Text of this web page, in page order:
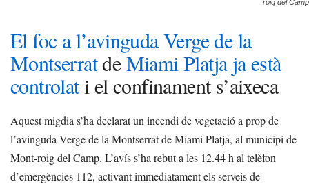
roig del Camp
El foc a l’avinguda Verge de la
MontserratdeMiami Platja ja està
controlati el confinament s’aixeca
Aquest migdia s’ha declarat un incendi de vegetació a prop de
l’avinguda Verge de la Montserrat de Miami Platja, al municipi de
Mont-roig del Camp. L’avís s’ha rebut a les 12.44 h al telèfon
d’emergències 112, activant immediatament els serveis de